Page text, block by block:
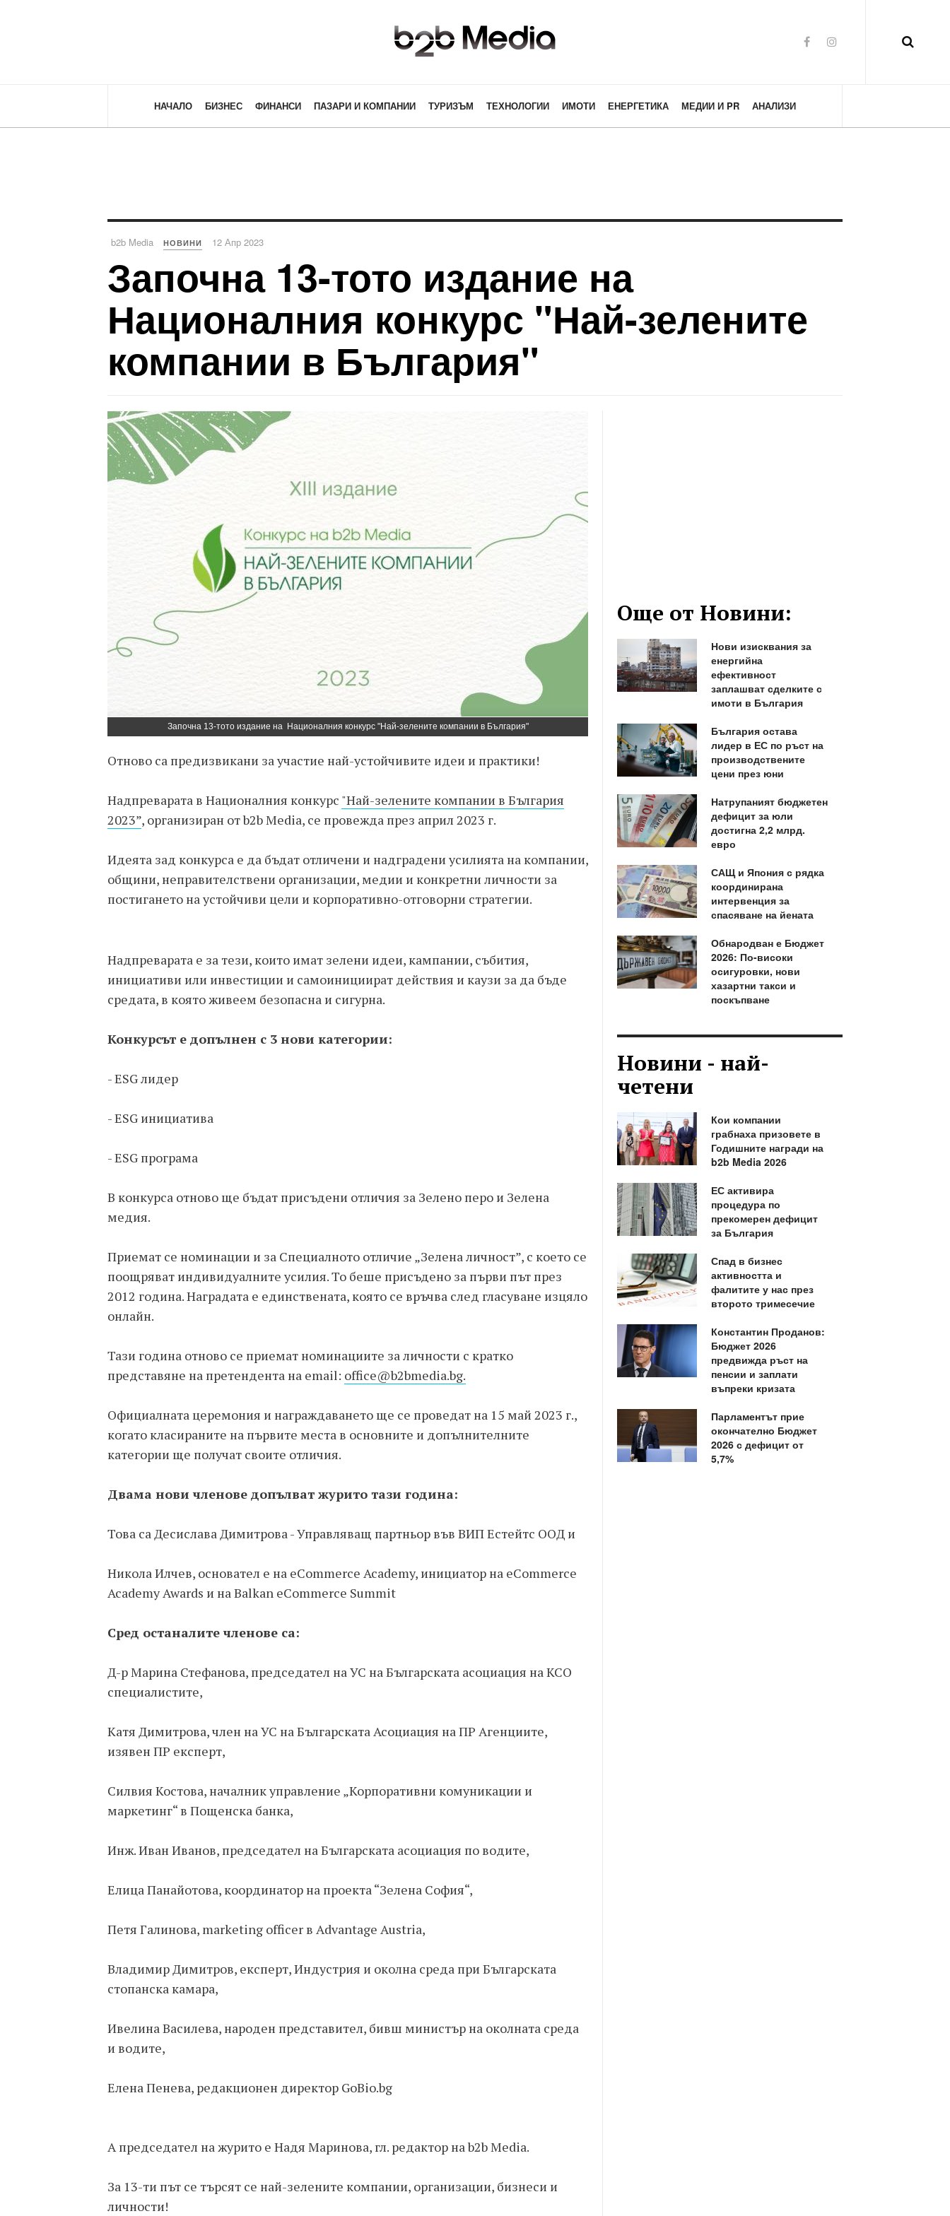
НАЧАЛО БИЗНЕС ФИНАНСИ ПАЗАРИ И КОМПАНИИ ТУРИЗЪМ ТЕХНОЛОГИИ ИМОТИ ЕНЕРГЕТИКА МЕДИИ И PR АНАЛИЗИ
b2b Media НОВИНИ 12 Апр 2023
Започна 13-тото издание на
Националния конкурс "Най-зелените
компании в България"
Започна 13-тото издание на Националния конкурс "Най-зелените компании в България"
Отново са предизвикани за участие най-устойчивите идеи и практики!
Надпреварата в Националния конкурс "Най-зелените компании в България
2023”, организиран от b2b Media, се провежда през април 2023 г.
Идеята зад конкурса е да бъдат отличени и надградени усилията на компании,
общини, неправителствени организации, медии и конкретни личности за
постигането на устойчиви цели и корпоративно-отговорни стратегии.
Надпреварата е за тези, които имат зелени идеи, кампании, събития,
инициативи или инвестиции и самоинициират действия и каузи за да бъде
средата, в която живеем безопасна и сигурна.
Конкурсът е допълнен с 3 нови категории:
- ESG лидер
- ESG инициатива
- ESG програма
В конкурса отново ще бъдат присъдени отличия за Зелено перо и Зелена
медия.
Приемат се номинации и за Специалното отличие „Зелена личност”, с което се
поощряват индивидуалните усилия. То беше присъдено за първи път през
2012 година. Наградата е единствената, която се връчва след гласуване изцяло
онлайн.
Тази година отново се приемат номинациите за личности с кратко
представяне на претендента на email: office@b2bmedia.bg.
Официалната церемония и награждаването ще се проведат на 15 май 2023 г.,
когато класираните на първите места в основните и допълнителните
категории ще получат своите отличия.
Двама нови членове допълват журито тази година:
Това са Десислава Димитрова - Управляващ партньор във ВИП Естейтс ООД и
Никола Илчев, основател е на eCommerce Academy, инициатор на eCommerce
Academy Awards и на Balkan eCommerce Summit
Сред останалите членове са:
Д-р Марина Стефанова, председател на УС на Българската асоциация на КСО
специалистите,
Катя Димитрова, член на УС на Българската Асоциация на ПР Агенциите,
изявен ПР експерт,
Силвия Костова, началник управление „Корпоративни комуникации и
маркетинг“ в Пощенска банка,
Инж. Иван Иванов, председател на Българската асоциация по водите,
Елица Панайотова, координатор на проекта “Зелена София“,
Петя Галинова, marketing officer в Advantage Austria,
Владимир Димитров, експерт, Индустрия и околна среда при Българската
стопанска камара,
Ивелина Василева, народен представител, бивш министър на околната среда
и водите,
Елена Пенева, редакционен директор GoBio.bg
А председател на журито е Надя Маринова, гл. редактор на b2b Mediа.
За 13-ти път се търсят се най-зелените компании, организации, бизнеси и
личности!
Още от Новини:
Нови изисквания за
енергийна
ефективност
заплашват сделките с
имоти в България
България остава
лидер в ЕС по ръст на
производствените
цени през юни
Натрупаният бюджетен
дефицит за юли
достигна 2,2 млрд.
евро
САЩ и Япония с рядка
координирана
интервенция за
спасяване на йената
Обнародван е Бюджет
2026: По-високи
осигуровки, нови
хазартни такси и
поскъпване
Новини - най-
четени
Кои компании
грабнаха призовете в
Годишните награди на
b2b Media 2026
ЕС активира
процедура по
прекомерен дефицит
за България
Спад в бизнес
активността и
фалитите у нас през
второто тримесечие
Константин Проданов:
Бюджет 2026
предвижда ръст на
пенсии и заплати
въпреки кризата
Парламентът прие
окончателно Бюджет
2026 с дефицит от
5,7%